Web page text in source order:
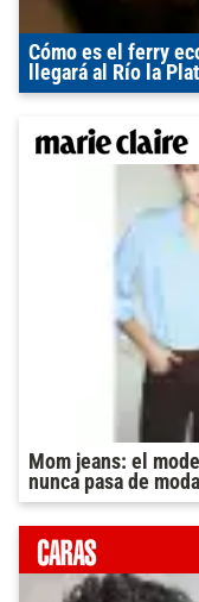
Cómo es el ferry
llegará al Río la
Mom jeans: el
nunca pasa de moda